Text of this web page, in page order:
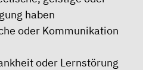
haben
oder Kommunikation
oder Lernstörung